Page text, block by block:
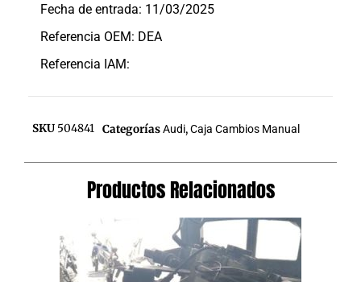
Fecha de entrada: 11/03/2025
Referencia OEM: DEA
Referencia IAM:
SKU 504841 CategoríasAudi,Caja Cambios Manual
Productos Relacionados